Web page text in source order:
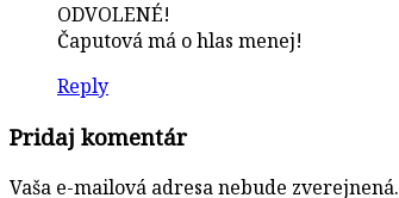
ODVOLENÉ!
Čaputová má o hlas menej!
Reply
Pridaj komentár
Vaša e-mailová adresa nebude zverejnená.